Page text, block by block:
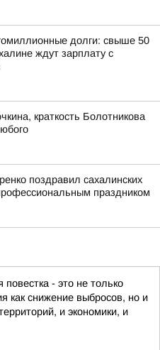
долги: свыше 50
ждут зарплату с
краткость Болотникова
поздравил сахалинских
праздником
повестка - это не только
как снижение выбросов, но и
и экономики, и